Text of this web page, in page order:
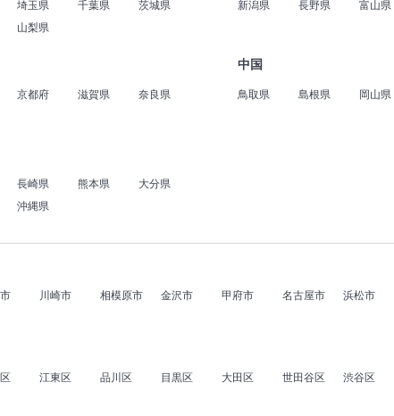
埼玉県 千葉県
茨城県
山梨県
新潟県 長野県 富山県
京都府 滋賀県
奈良県
中国
鳥取県 島根県 岡山県
長崎県 熊本県
大分県
沖縄県
川崎市 相模原市 金沢市 甲府市 名古屋市 浜松市
江東区 品川区 目黒区 大田区 世田谷区 渋谷区